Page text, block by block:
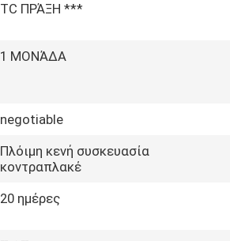
TC ΠΡΆΞΗ ***
1 ΜΟΝΆΔΑ
negotiable
Πλόιμη κενή συσκευασία
κοντραπλακέ
20 ημέρες